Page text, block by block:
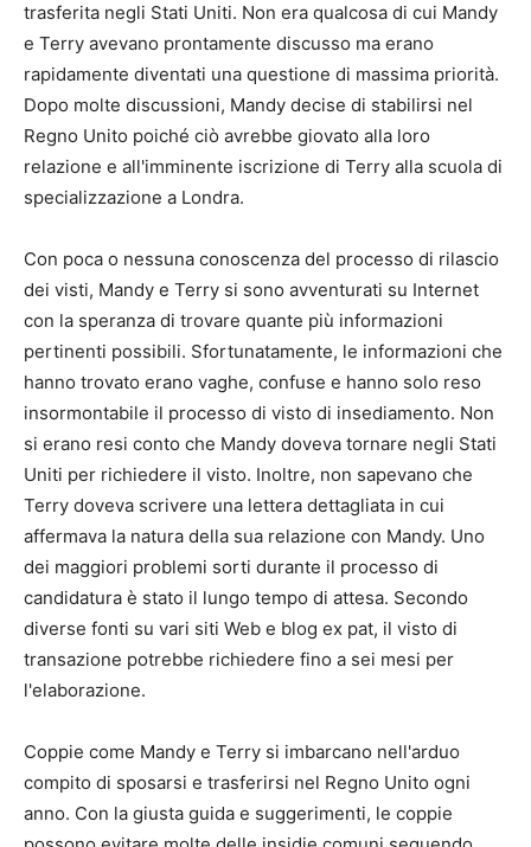
trasferita negli Stati Uniti. Non era qualcosa di cui Mandy
e Terry avevano prontamente discusso ma erano
rapidamente diventati una questione di massima priorità.
Dopo molte discussioni, Mandy decise di stabilirsi nel
Regno Unito poiché ciò avrebbe giovato alla loro
relazione e all'imminente iscrizione di Terry alla scuola di
specializzazione a Londra.
Con poca o nessuna conoscenza del processo di rilascio
dei visti, Mandy e Terry si sono avventurati su Internet
con la speranza di trovare quante più informazioni
pertinenti possibili. Sfortunatamente, le informazioni che
hanno trovato erano vaghe, confuse e hanno solo reso
insormontabile il processo di visto di insediamento. Non
si erano resi conto che Mandy doveva tornare negli Stati
Uniti per richiedere il visto. Inoltre, non sapevano che
Terry doveva scrivere una lettera dettagliata in cui
affermava la natura della sua relazione con Mandy. Uno
dei maggiori problemi sorti durante il processo di
candidatura è stato il lungo tempo di attesa. Secondo
diverse fonti su vari siti Web e blog ex pat, il visto di
transazione potrebbe richiedere fino a sei mesi per
l'elaborazione.
Coppie come Mandy e Terry si imbarcano nell'arduo
compito di sposarsi e trasferirsi nel Regno Unito ogni
anno. Con la giusta guida e suggerimenti, le coppie